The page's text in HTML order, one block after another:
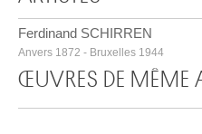
Ferdinand SCHIRREN
Anvers 1872 - Bruxelles 1944
ŒUVRES DE MÊME